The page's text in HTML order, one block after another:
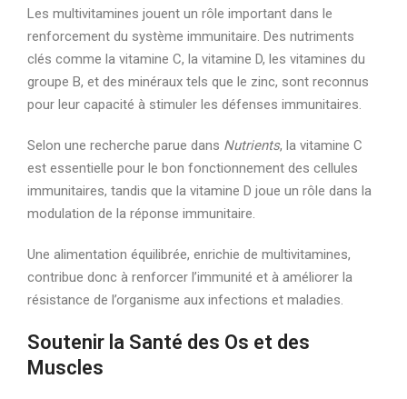
Les multivitamines jouent un rôle important dans le
renforcement du système immunitaire. Des nutriments
clés comme la vitamine C, la vitamine D, les vitamines du
groupe B, et des minéraux tels que le zinc, sont reconnus
pour leur capacité à stimuler les défenses immunitaires.
Selon une recherche parue dans Nutrients, la vitamine C
est essentielle pour le bon fonctionnement des cellules
immunitaires, tandis que la vitamine D joue un rôle dans la
modulation de la réponse immunitaire.
Une alimentation équilibrée, enrichie de multivitamines,
contribue donc à renforcer l’immunité et à améliorer la
résistance de l’organisme aux infections et maladies.
Soutenir la Santé des Os et des
Muscles